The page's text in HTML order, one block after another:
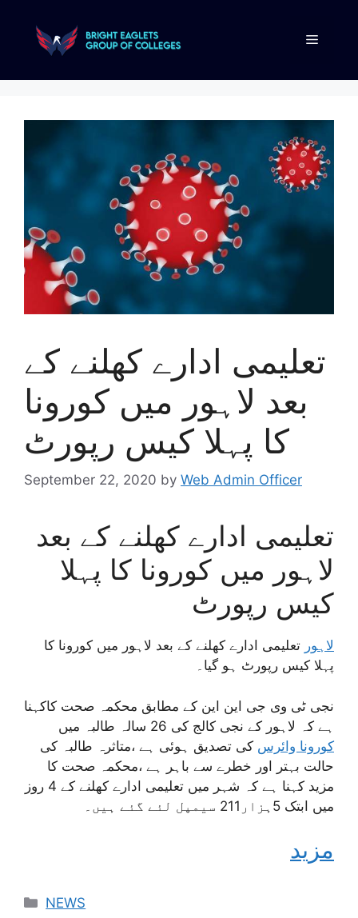
تعلیمی ادارے کھلنے کے
بعد لاہور میں کورونا
کا پہلا کیس رپورٹ
September 22, 2020 by Web Admin Officer
تعلیمی ادارے کھلنے کے بعد
لاہور میں کورونا کا پہلا
کیس رپورٹ
لاہور تعلیمی ادارے کھلنے کے بعد لاہور میں کورونا کا
پہلا کیس رپورٹ ہو گیا۔
نجی ٹی وی جی این این کے مطابق محکمہ صحت کاکہنا
ہے کہ لاہور کے نجی کالج کی 26 سالہ طالبہ میں
کورونا وائرس کی تصدیق ہوئی ہے ،متاثرہ طالبہ کی
حالت بہتر اور خطرے سے باہر ہے ،محکمہ صحت کا
مزید کہنا ہے کہ شہر میں تعلیمی ادارے کھلنے کے 4 روز
میں ابتک 5ہزار211 سیمپل لئے گئے ہیں۔
مزید
NEWS